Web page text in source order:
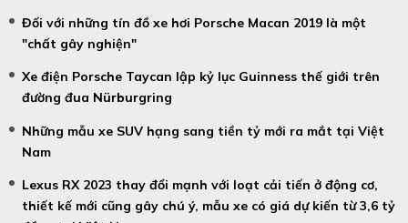
Đối với những tín đồ xe hơi Porsche Macan 2019 là một
"chất gây nghiện"
Xe điện Porsche Taycan lập kỷ lục Guinness thế giới trên
đường đua Nürburgring
Những mẫu xe SUV hạng sang tiền tỷ mới ra mắt tại Việt
Nam
Lexus RX 2023 thay đổi mạnh với loạt cải tiến ở động cơ,
thiết kế mới cũng gây chú ý, mẫu xe có giá dự kiến từ 3,6 tỷ